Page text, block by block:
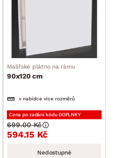
Malířské plátno na rámu
90x120 cm
v nabídce více rozměrů
Cena po zadání kódu DOPLNKY
594.15 Kč
699.00 Kč
Nedostupné